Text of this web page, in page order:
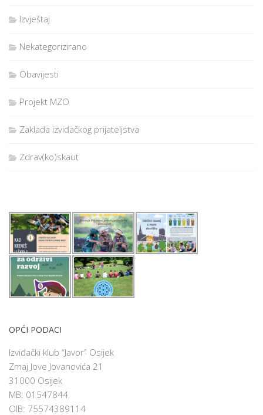
Izvještaj
Nekategorizirano
Obavijesti
Projekt MZO
Zaklada izviđačkog prijateljstva
Zdrav(ko)skaut
OPĆI PODACI
Izviđački klub “Javor” Osijek
Zmaj Jove Jovanovića 21
31000 Osijek
MB: 01547844
OIB: 75574389114